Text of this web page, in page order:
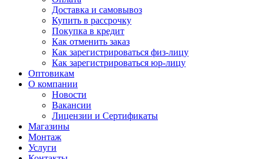
Доставка и самовывоз
Купить в рассрочку
Покупка в кредит
Как отменить заказ
Как зарегистрироваться физ-лицу
Как зарегистрироваться юр-лицу
Оптовикам
О компании
Новости
Вакансии
Лицензии и Сертификаты
Магазины
Монтаж
Услуги